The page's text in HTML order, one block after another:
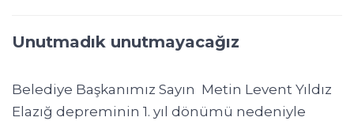
Unutmadık unutmayacağız
Belediye Başkanımız Sayın Metin Levent Yıldız
Elazığ depreminin 1. yıl dönümü nedeniyle